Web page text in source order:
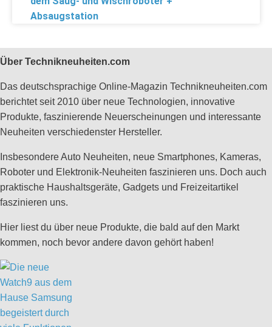
Absaugstation
Über Technikneuheiten.com
Das deutschsprachige Online-Magazin Technikneuheiten.com
berichtet seit 2010 über neue Technologien, innovative
Produkte, faszinierende Neuerscheinungen und interessante
Neuheiten verschiedenster Hersteller.
Insbesondere Auto Neuheiten, neue Smartphones, Kameras,
Roboter und Elektronik-Neuheiten faszinieren uns. Doch auch
praktische Haushaltsgeräte, Gadgets und Freizeitartikel
faszinieren uns.
Hier liest du über neue Produkte, die bald auf den Markt
kommen, noch bevor andere davon gehört haben!